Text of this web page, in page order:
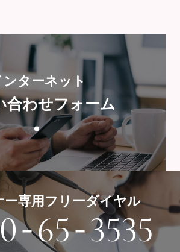
ンターネット
合わせフォーム
ー専用フリーダイヤル
-65-3535